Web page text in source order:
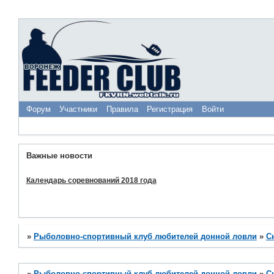
Форум Участники Правила Регистрация Войти
Важные новости
Календарь соревнований 2018 года
» Рыболовно-спортивный клуб любителей донной ловли »